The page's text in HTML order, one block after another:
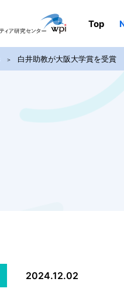
Top
白井助教が大阪大学賞を受賞
2024.12.02